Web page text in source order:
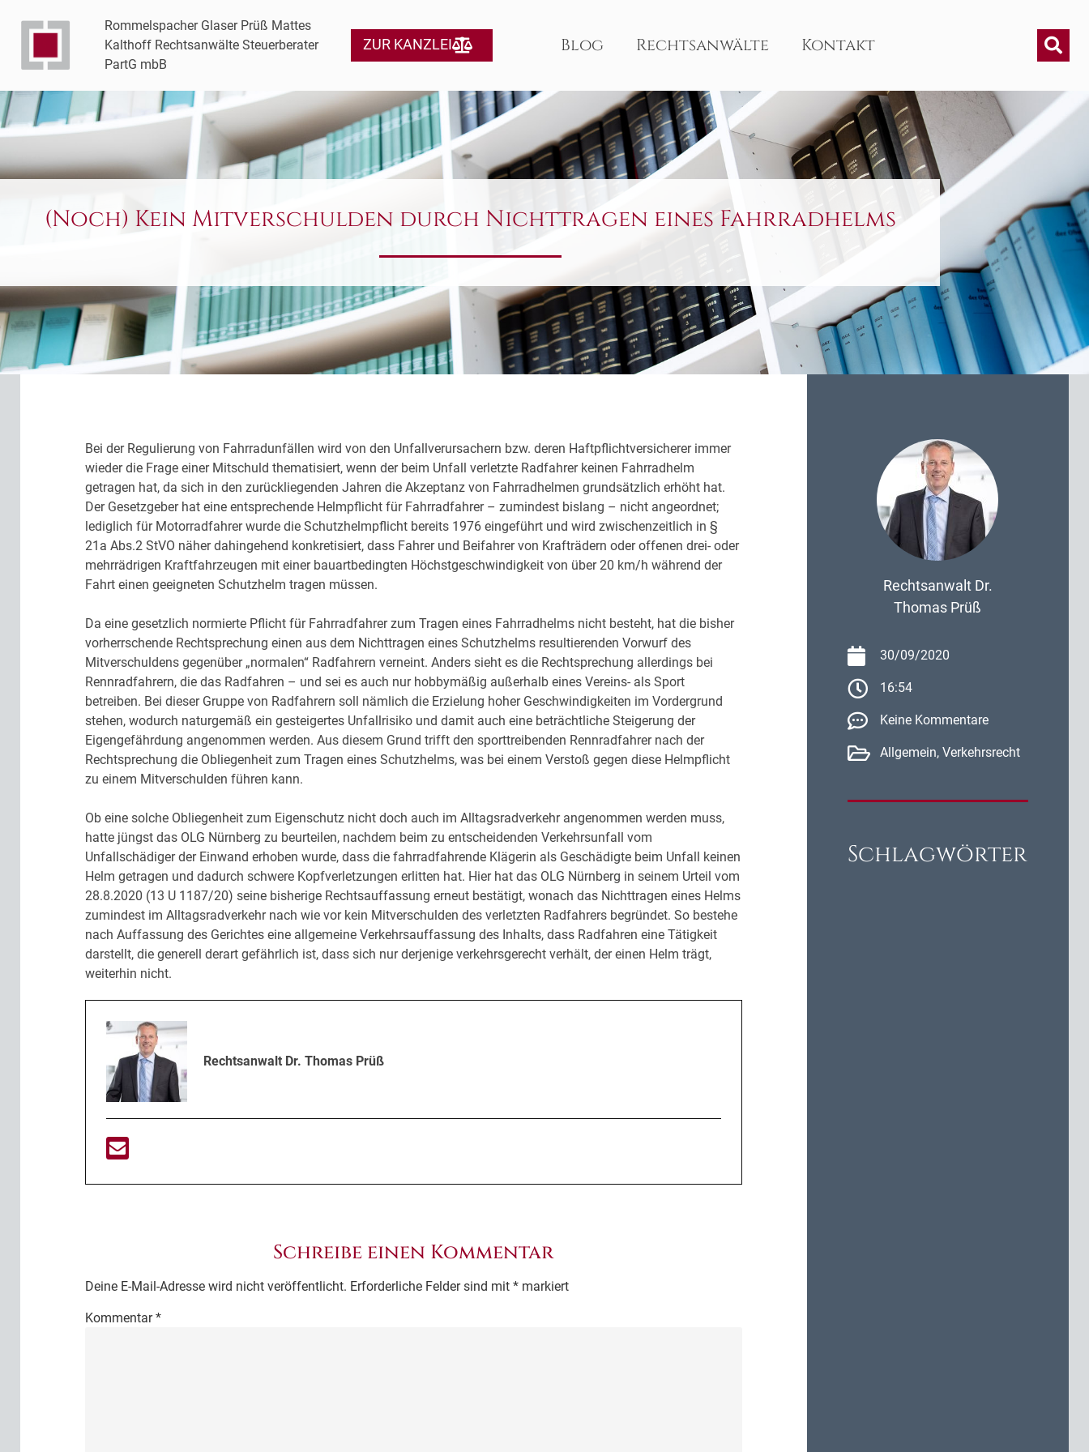
Rommelspacher Glaser Prüß Mattes
Kalthoff Rechtsanwälte Steuerberater
PartG mbB
ZUR KANZLEI Blog Rechtsanwälte Kontakt
(Noch) Kein Mitverschulden durch Nichttragen eines Fahrradhelms
Bei der Regulierung von Fahrradunfällen wird von den Unfallverursachern bzw. deren Haftpflichtversicherer immer
wieder die Frage einer Mitschuld thematisiert, wenn der beim Unfall verletzte Radfahrer keinen Fahrradhelm
getragen hat, da sich in den zurückliegenden Jahren die Akzeptanz von Fahrradhelmen grundsätzlich erhöht hat.
Der Gesetzgeber hat eine entsprechende Helmpflicht für Fahrradfahrer – zumindest bislang – nicht angeordnet;
lediglich für Motorradfahrer wurde die Schutzhelmpflicht bereits 1976 eingeführt und wird zwischenzeitlich in §
21a Abs.2 StVO näher dahingehend konkretisiert, dass Fahrer und Beifahrer von Krafträdern oder offenen drei- oder
mehrrädrigen Kraftfahrzeugen mit einer bauartbedingten Höchstgeschwindigkeit von über 20 km/h während der
Fahrt einen geeigneten Schutzhelm tragen müssen.
Da eine gesetzlich normierte Pflicht für Fahrradfahrer zum Tragen eines Fahrradhelms nicht besteht, hat die bisher
vorherrschende Rechtsprechung einen aus dem Nichttragen eines Schutzhelms resultierenden Vorwurf des
Mitverschuldens gegenüber „normalen“ Radfahrern verneint. Anders sieht es die Rechtsprechung allerdings bei
Rennradfahrern, die das Radfahren – und sei es auch nur hobbymäßig außerhalb eines Vereins- als Sport
betreiben. Bei dieser Gruppe von Radfahrern soll nämlich die Erzielung hoher Geschwindigkeiten im Vordergrund
stehen, wodurch naturgemäß ein gesteigertes Unfallrisiko und damit auch eine beträchtliche Steigerung der
Eigengefährdung angenommen werden. Aus diesem Grund trifft den sporttreibenden Rennradfahrer nach der
Rechtsprechung die Obliegenheit zum Tragen eines Schutzhelms, was bei einem Verstoß gegen diese Helmpflicht
zu einem Mitverschulden führen kann.
Ob eine solche Obliegenheit zum Eigenschutz nicht doch auch im Alltagsradverkehr angenommen werden muss,
hatte jüngst das OLG Nürnberg zu beurteilen, nachdem beim zu entscheidenden Verkehrsunfall vom
Unfallschädiger der Einwand erhoben wurde, dass die fahrradfahrende Klägerin als Geschädigte beim Unfall keinen
Helm getragen und dadurch schwere Kopfverletzungen erlitten hat. Hier hat das OLG Nürnberg in seinem Urteil vom
28.8.2020 (13 U 1187/20) seine bisherige Rechtsauffassung erneut bestätigt, wonach das Nichttragen eines Helms
zumindest im Alltagsradverkehr nach wie vor kein Mitverschulden des verletzten Radfahrers begründet. So bestehe
nach Auffassung des Gerichtes eine allgemeine Verkehrsauffassung des Inhalts, dass Radfahren eine Tätigkeit
darstellt, die generell derart gefährlich ist, dass sich nur derjenige verkehrsgerecht verhält, der einen Helm trägt,
weiterhin nicht.
Rechtsanwalt Dr. Thomas Prüß
Schreibe einen Kommentar
Deine E-Mail-Adresse wird nicht veröffentlicht. Erforderliche Felder sind mit * markiert
Kommentar*
Rechtsanwalt Dr.
Thomas Prüß
30/09/2020
16:54
Keine Kommentare
Allgemein, Verkehrsrecht
Schlagwörter